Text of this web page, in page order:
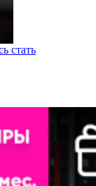
стать